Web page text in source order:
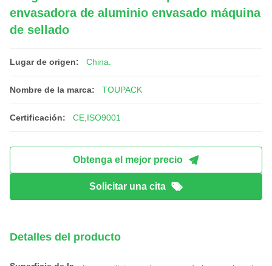
envasadora de aluminio envasado máquina
de sellado
Lugar de origen: China.
Nombre de la marca: TOUPACK
Certificación: CE,ISO9001
Obtenga el mejor precio
Solicitar una cita
Detalles del producto